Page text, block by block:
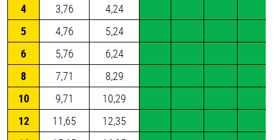
4
3,76
4,24
5
4,76
5,24
6
5,76
6,24
8
7,71
8,29
10
9,71
10,29
12
11,65
12,35